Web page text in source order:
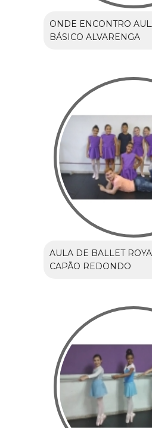
ONDE ENCONTRO
BÁSICO ALVARENGA
AULA DE BALLET
CAPÃO REDONDO